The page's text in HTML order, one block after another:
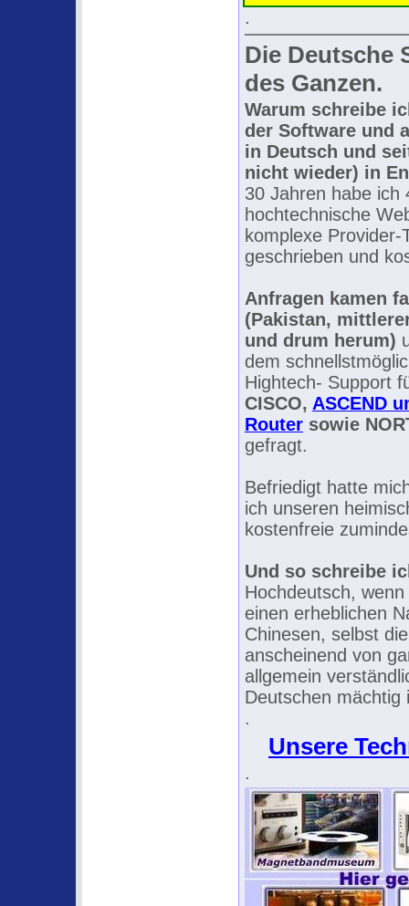
.
Die Deutsche
des Ganzen.
Warum schreibe
der Software und
in Deutsch und
nicht wieder) in
30 Jahren habe ich
hochtechnische
komplexe Provider-
geschrieben und
Anfragen kamen
(Pakistan,
und drum herum)
dem
Hightech- Support
CISCO, ASCEND
Router sowie
gefragt.
Befriedigt hatte
ich unseren
kostenfreie
Und so schreibe
Hochdeutsch,
einen erheblichen
Chinesen, selbst
anscheinend von
allgemein
Deutschen
.
Unsere
.